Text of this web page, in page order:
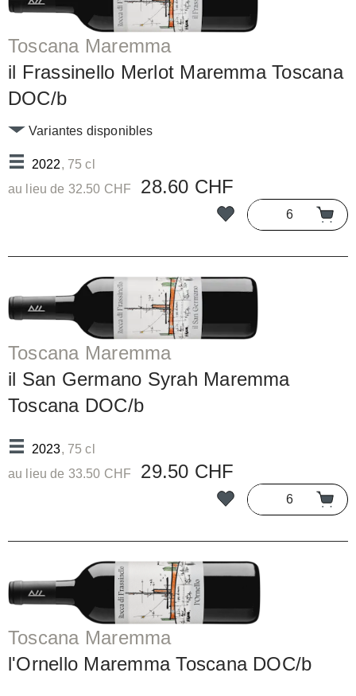
Toscana Maremma
il Frassinello Merlot Maremma Toscana
DOC/b
2022, 75 cl
Variantes disponibles
au lieu de 32.50 CHF 28.60 CHF
Toscana Maremma
il San Germano Syrah Maremma
Toscana DOC/b
2023, 75 cl
au lieu de 33.50 CHF
29.50 CHF
Toscana Maremma
l'Ornello Maremma Toscana DOC/b